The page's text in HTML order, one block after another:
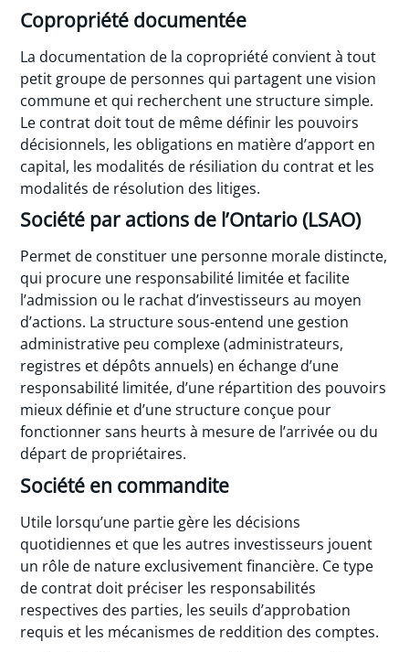
Copropriété documentée
La documentation de la copropriété convient à tout
petit groupe de personnes qui partagent une vision
commune et qui recherchent une structure simple.
Le contrat doit tout de même définir les pouvoirs
décisionnels, les obligations en matière d’apport en
capital, les modalités de résiliation du contrat et les
modalités de résolution des litiges.
Société par actions de l’Ontario (LSAO)
Permet de constituer une personne morale distincte,
qui procure une responsabilité limitée et facilite
l’admission ou le rachat d’investisseurs au moyen
d’actions. La structure sous-entend une gestion
administrative peu complexe (administrateurs,
registres et dépôts annuels) en échange d’une
responsabilité limitée, d’une répartition des pouvoirs
mieux définie et d’une structure conçue pour
fonctionner sans heurts à mesure de l’arrivée ou du
départ de propriétaires.
Société en commandite
Utile lorsqu’une partie gère les décisions
quotidiennes et que les autres investisseurs jouent
un rôle de nature exclusivement financière. Ce type
de contrat doit préciser les responsabilités
respectives des parties, les seuils d’approbation
requis et les mécanismes de reddition des comptes.